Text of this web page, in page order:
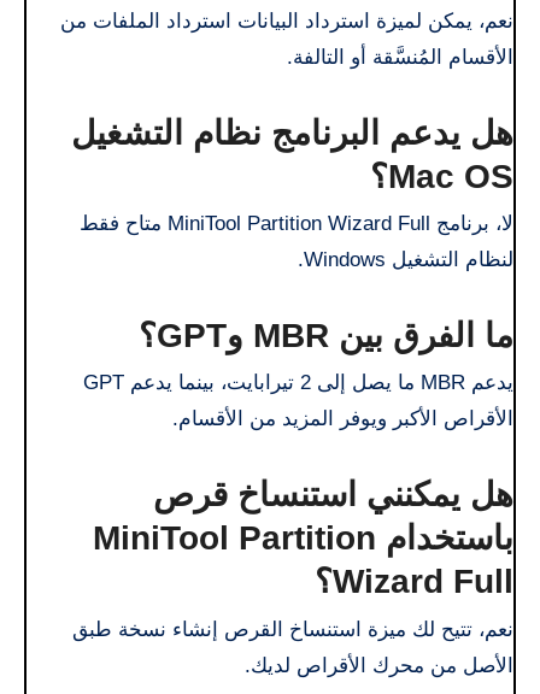
نعم، يمكن لميزة استرداد البيانات استرداد الملفات من
الأقسام المُنسَّقة أو التالفة.
هل يدعم البرنامج نظام التشغيل
Mac OS؟
لا، برنامج MiniTool Partition Wizard Full متاح فقط
لنظام التشغيل Windows.
ما الفرق بين MBR وGPT؟
يدعم MBR ما يصل إلى 2 تيرابايت، بينما يدعم GPT
الأقراص الأكبر ويوفر المزيد من الأقسام.
هل يمكنني استنساخ قرص
باستخدام MiniTool Partition
Wizard Full؟
نعم، تتيح لك ميزة استنساخ القرص إنشاء نسخة طبق
الأصل من محرك الأقراص لديك.